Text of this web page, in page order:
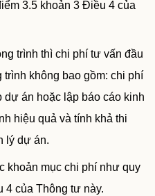
3.5 khoản 3 Điều 4 của
trình thì chi phí tư vấn đầu
không bao gồm: chi phí
dự án hoặc lập báo cáo kinh
hiệu quả và tính khả thi
lý dự án.
khoản mục chi phí như quy
4 của Thông tư này.